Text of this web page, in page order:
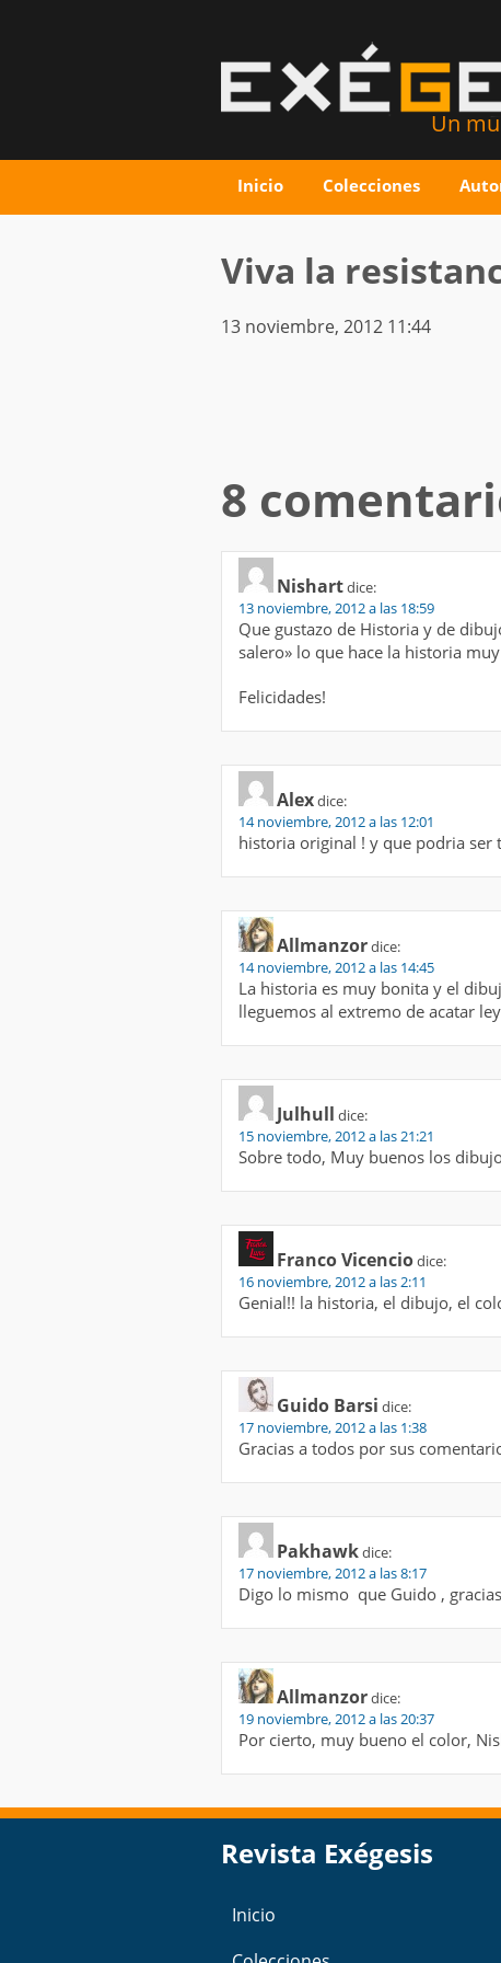
Un
Inicio Colecciones
Viva la
13 noviembre, 2012 11:44
8
Nishartdice:
13 noviembre, 2012 a las 18:59
Que gustazo de Historia y de
salero» lo que hace la historia
Felicidades!
Alexdice:
14 noviembre, 2012 a las 12:01
historia original ! y que podria
Allmanzordice:
14 noviembre, 2012 a las 14:45
La historia es muy bonita y el
lleguemos al extremo de acatar
Julhull dice:
15 noviembre, 2012 a las 21:21
Sobre todo, Muy buenos los
Franco Vicenciodice:
16 noviembre, 2012 a las 2:11
Genial!! la historia, el dibujo, el
Guido Barsi dice:
17 noviembre, 2012 a las 1:38
Gracias a todos por sus
Pakhawkdice:
17 noviembre, 2012 a las 8:17
Digo lo mismo que Guido ,
Allmanzordice:
19 noviembre, 2012 a las 20:37
Por cierto, muy bueno el color,
Revista Exégesis
Inicio